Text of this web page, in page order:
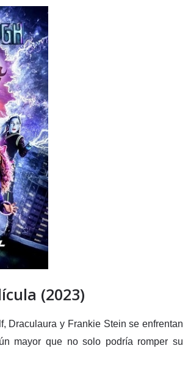
(2023)
Draculaura y Frankie Stein se enfrentan
mayor que no solo podría romper su